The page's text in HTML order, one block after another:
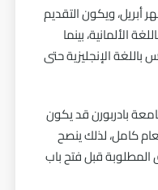
أبريل، ويكون التقديم
الألمانية، بينما
باللغة الإنجليزية حتى
بادربورن قد يكون
كامل، لذلك ينصح
المطلوبة قبل فتح باب